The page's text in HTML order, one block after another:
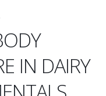
IN DAIRY